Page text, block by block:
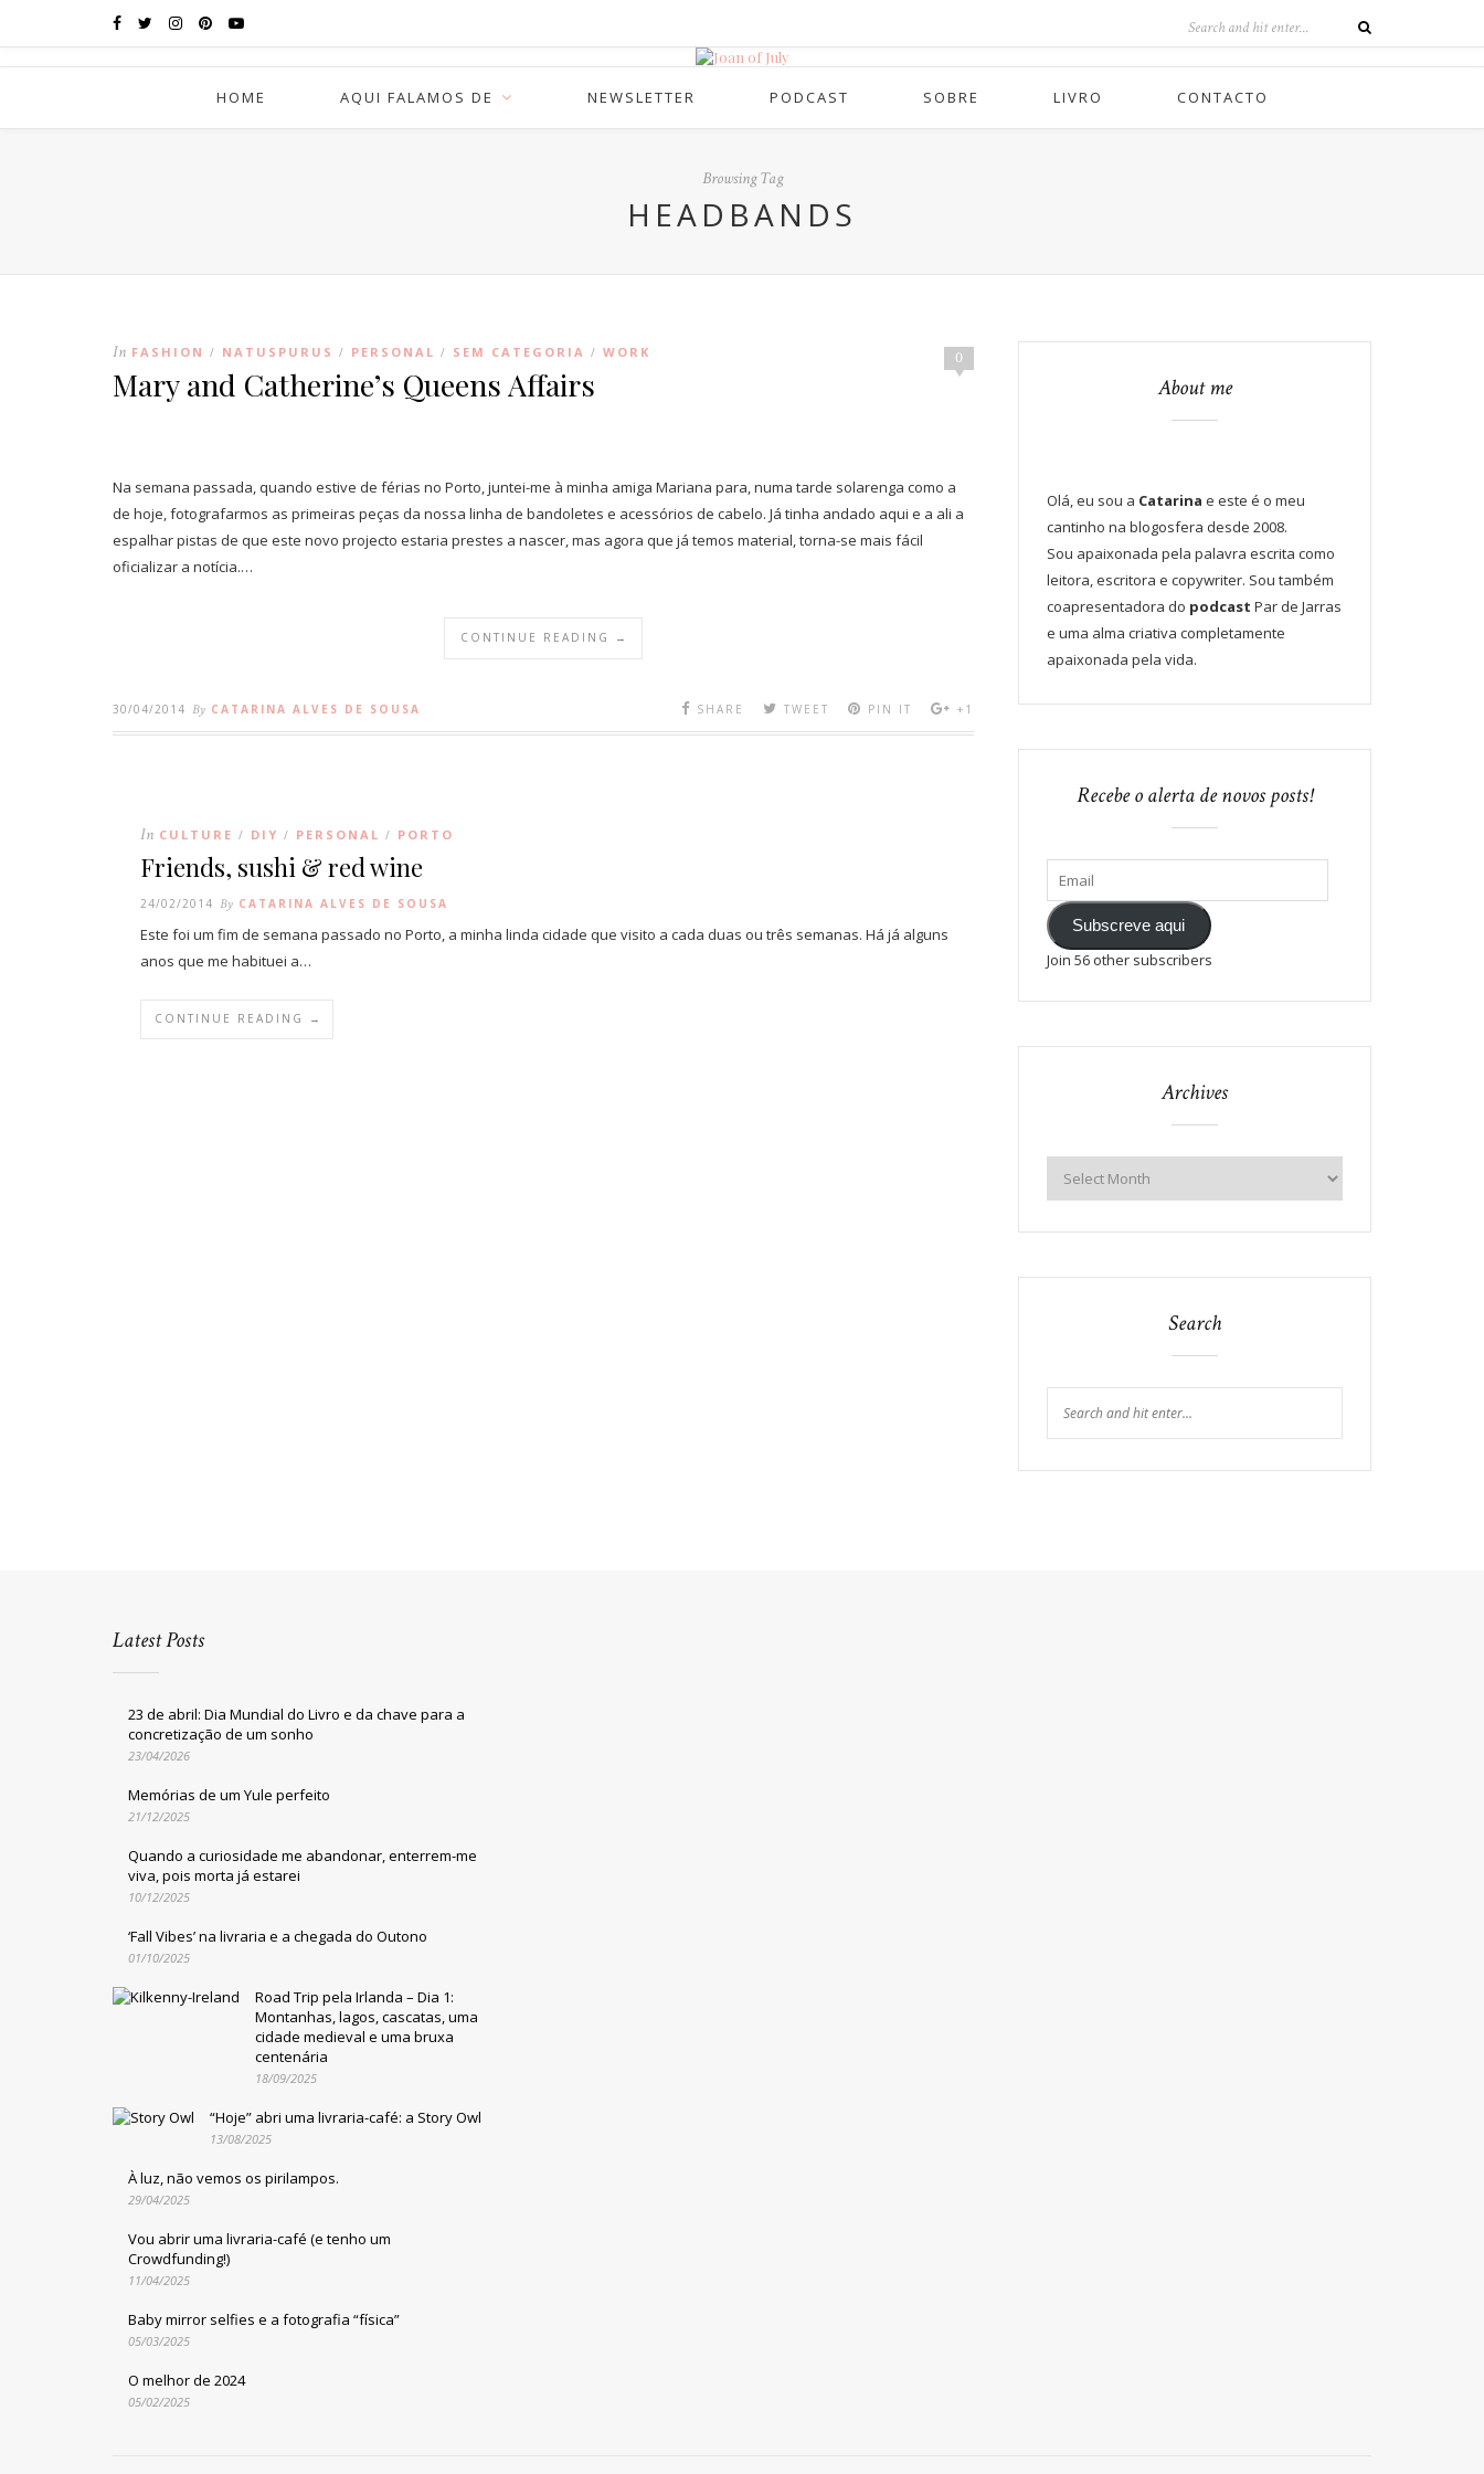
HOME AQUI FALAMOS DE NEWSLETTER PODCAST SOBRE LIVRO CONTACTO
Browsing Tag
HEADBANDS
0
In FASHION / NATUSPURUS / PERSONAL / SEM CATEGORIA / WORK
Mary and Catherine’s Queens Affairs
Na semana passada, quando estive de férias no Porto, juntei-me à minha amiga Mariana para, numa tarde solarenga como a
de hoje, fotografarmos as primeiras peças da nossa linha de bandoletes e acessórios de cabelo. Já tinha andado aqui e a ali a
espalhar pistas de que este novo projecto estaria prestes a nascer, mas agora que já temos material, torna-se mais fácil
oficializar a notícia.…
CONTINUE READING →
30/04/2014 By CATARINA ALVES DE SOUSA SHARE TWEET PIN IT +1
In CULTURE / DIY / PERSONAL / PORTO
Friends, sushi & red wine
24/02/2014 By CATARINA ALVES DE SOUSA
Este foi um fim de semana passado no Porto, a minha linda cidade que visito a cada duas ou três semanas. Há já alguns
anos que me habituei a…
CONTINUE READING →
About me
Olá, eu sou a Catarina e este é o meu
cantinho na blogosfera desde 2008.
Sou apaixonada pela palavra escrita como
leitora, escritora e copywriter. Sou também
coapresentadora do podcast Par de Jarras
e uma alma criativa completamente
apaixonada pela vida.
Recebe o alerta de novos posts!
Subscreve aqui
Join 56 other subscribers
Archives
Search
Latest Posts
23 de abril: Dia Mundial do Livro e da chave para a
concretização de um sonho
23/04/2026
Memórias de um Yule perfeito
21/12/2025
Quando a curiosidade me abandonar, enterrem-me
viva, pois morta já estarei
10/12/2025
‘Fall Vibes’ na livraria e a chegada do Outono
01/10/2025
Road Trip pela Irlanda – Dia 1:
Montanhas, lagos, cascatas, uma
cidade medieval e uma bruxa
centenária
18/09/2025
“Hoje” abri uma livraria-café: a Story Owl
13/08/2025
À luz, não vemos os pirilampos.
29/04/2025
Vou abrir uma livraria-café (e tenho um
Crowdfunding!)
11/04/2025
Baby mirror selfies e a fotografia “física”
05/03/2025
O melhor de 2024
05/02/2025